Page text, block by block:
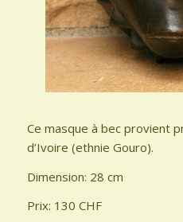
Ce masque à bec provient
d’Ivoire (ethnie Gouro).
Dimension: 28 cm
Prix: 130 CHF